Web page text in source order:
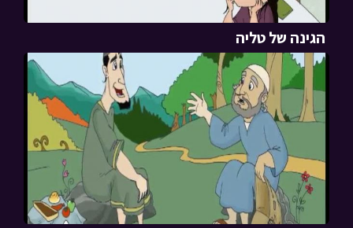
הגינה של טליה